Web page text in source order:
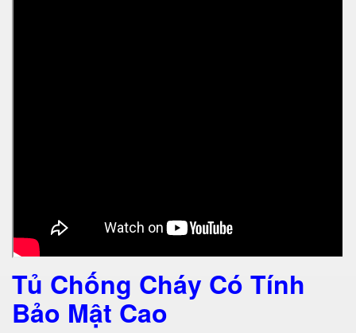
Tủ Chống Cháy Có Tính
Bảo Mật Cao